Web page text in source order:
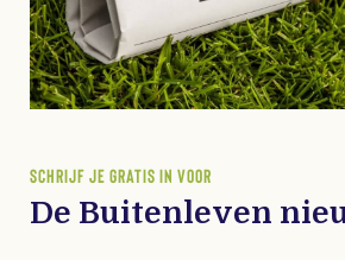
SCHRIJF JE GRATIS IN VOOR
De Buitenleven